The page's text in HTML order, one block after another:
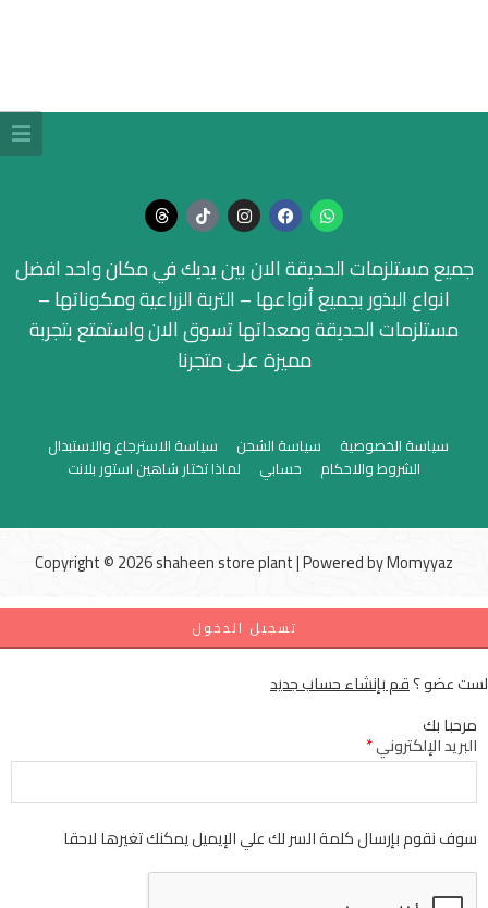
جميع مستلزمات الحديقة الان بين يديك في مكان واحد افضل
انواع البذور بجميع أنواعها – التربة الزراعية ومكوناتها –
مستلزمات الحديقة ومعداتها تسوق الان واستمتع بتجربة
مميزة على متجرنا
سياسة الخصوصية سياسة الشحن
سياسة الاسترجاع والاستبدال
الشروط والاحكام
حسابي لماذا تختار شاهين استور بلانت
Copyright © 2026 shaheen store plant | Powered byMomyyaz
تسجيل الدخول
لست عضو ؟قم بإنشاء حساب جديد
مرحبا بك
البريد الإلكتروني*
سوف نقوم بإرسال كلمة السر لك علي الإيميل يمكنك تغيرها لاحقا